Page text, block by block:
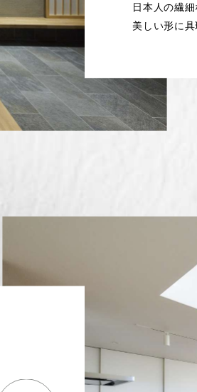
日本人の繊
美しい形に